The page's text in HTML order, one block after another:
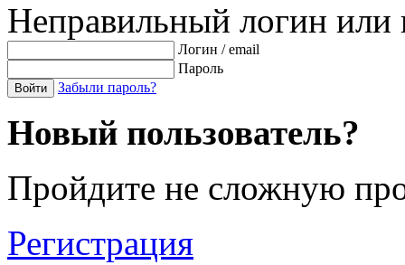
Неправильный логин или
Логин / email
Пароль
Войти Забыли пароль?
Новый пользователь?
Пройдите не сложную
Регистрация